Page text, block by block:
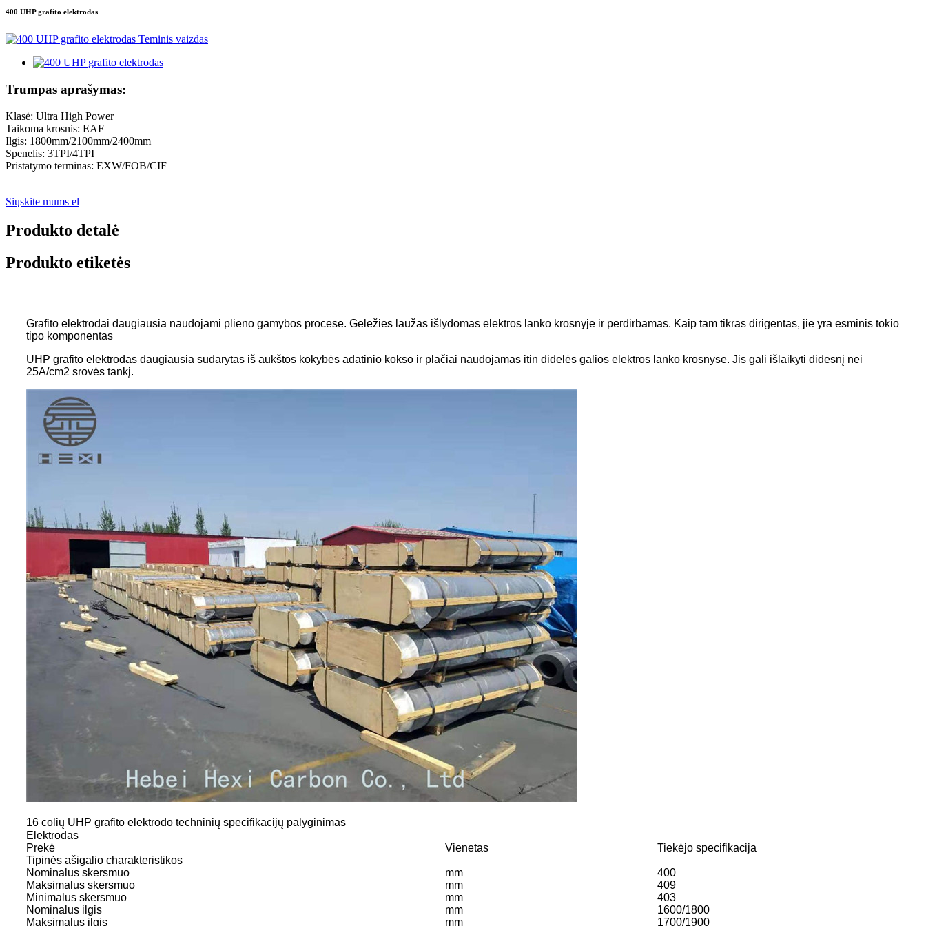
400 UHP grafito elektrodas
Trumpas aprašymas:
Klasė: Ultra High Power
Taikoma krosnis: EAF
Ilgis: 1800mm/2100mm/2400mm
Spenelis: 3TPI/4TPI
Pristatymo terminas: EXW/FOB/CIF
Siųskite mums el
Produkto detalė
Produkto etiketės
Grafito elektrodai daugiausia naudojami plieno gamybos procese. Geležies laužas išlydomas elektros lanko krosnyje ir perdirbamas. Kaip tam tikras dirigentas, jie yra esminis tokio
tipo komponentas
UHP grafito elektrodas daugiausia sudarytas iš aukštos kokybės adatinio kokso ir plačiai naudojamas itin didelės galios elektros lanko krosnyse. Jis gali išlaikyti didesnį nei
25A/cm2 srovės tankį.
16 colių UHP grafito elektrodo techninių specifikacijų palyginimas
Elektrodas
Prekė
Vienetas
Tiekėjo specifikacija
Tipinės ašigalio charakteristikos
Nominalus skersmuo
mm
400
Maksimalus skersmuo
mm
409
Minimalus skersmuo
mm
403
Nominalus ilgis
mm
1600/1800
Maksimalus ilgis
mm 1700/1900